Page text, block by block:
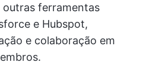
ferramentas
e Hubspot,
e colaboração em